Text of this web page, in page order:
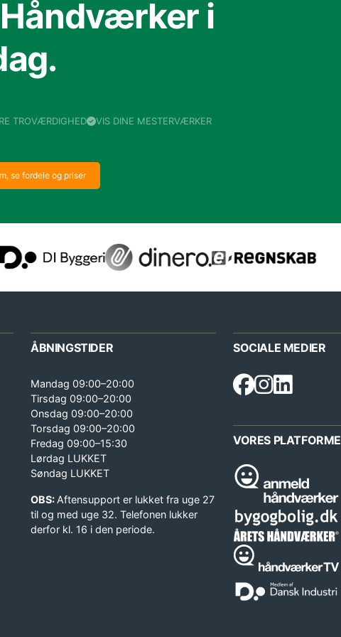
i
TROVÆRDIGHED VIS DINE MESTERVÆRKER
se fordele og priser
ÅBNINGSTIDER
Mandag 09:00–20:00
Tirsdag 09:00–20:00
Onsdag 09:00–20:00
Torsdag 09:00–20:00
Fredag 09:00–15:30
Lørdag LUKKET
Søndag LUKKET
OBS:Aftensupport er lukket fra uge 27
til og med uge 32. Telefonen lukker
derfor kl. 16 i den periode.
SOCIALE MEDIER
VORES PLATFORME